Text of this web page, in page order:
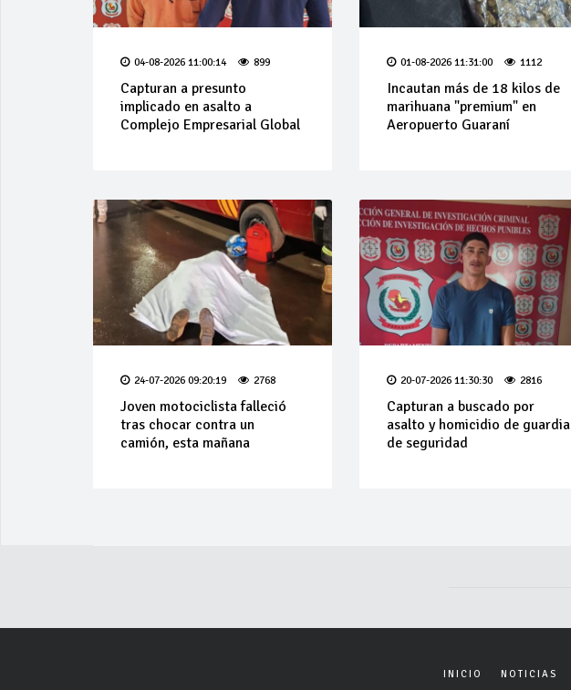
04-08-2026 11:00:14 899
Capturan a presunto
implicado en asalto a
Complejo Empresarial Global
01-08-2026 11:31:00 1112
Incautan más de 18 kilos de
marihuana "premium" en
Aeropuerto Guaraní
24-07-2026 09:20:19 2768
Joven motociclista falleció
tras chocar contra un
camión, esta mañana
20-07-2026 11:30:30 2816
Capturan a buscado por
asalto y homicidio de guardia
de seguridad
INICIO NOTICIAS